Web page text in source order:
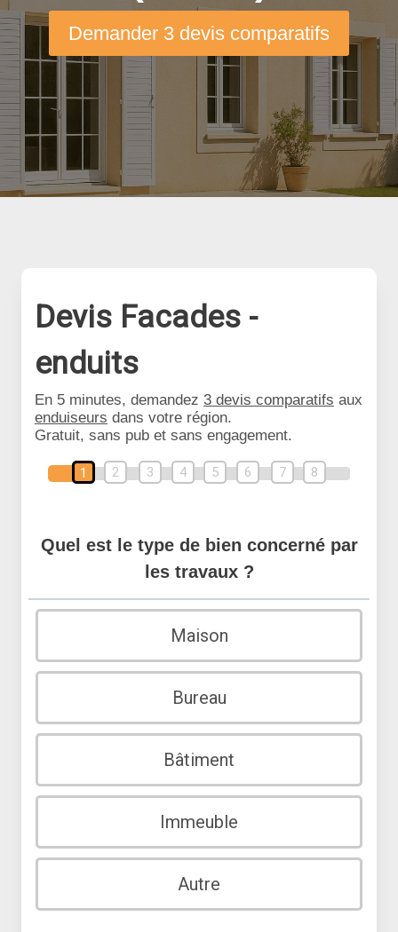
Demander 3 devis comparatifs
Devis Facades -
enduits
En 5 minutes, demandez 3 devis comparatifs aux
enduiseurs dans votre région.
Gratuit, sans pub et sans engagement.
1 2 3 4 5 6 7 8
Quel est le type de bien concerné par
les travaux ?
Maison
Bureau
Bâtiment
Immeuble
Autre